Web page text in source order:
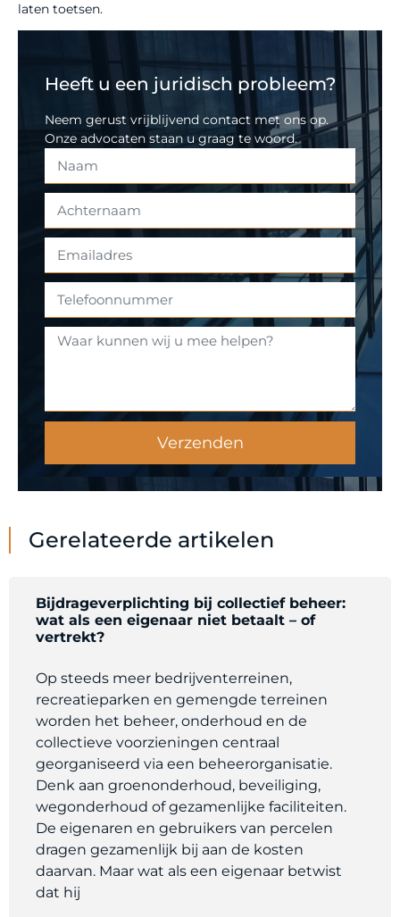
laten toetsen.
Heeft u een juridisch probleem?
Neem gerust vrijblijvend contact met ons op.
Onze advocaten staan u graag te woord.
Verzenden
Gerelateerde artikelen
Bijdrageverplichting bij collectief beheer:
wat als een eigenaar niet betaalt – of
vertrekt?
Op steeds meer bedrijventerreinen,
recreatieparken en gemengde terreinen
worden het beheer, onderhoud en de
collectieve voorzieningen centraal
georganiseerd via een beheerorganisatie.
Denk aan groenonderhoud, beveiliging,
wegonderhoud of gezamenlijke faciliteiten.
De eigenaren en gebruikers van percelen
dragen gezamenlijk bij aan de kosten
daarvan. Maar wat als een eigenaar betwist
dat hij